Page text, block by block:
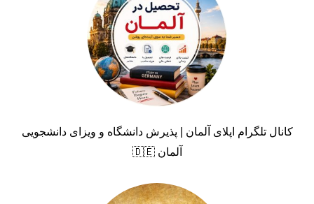
کانال تلگرام اپلای آلمان | پذیرش دانشگاه و ویزای دانشجویی
آلمان 🇩🇪